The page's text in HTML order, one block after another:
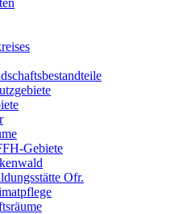
Gebiete
Ofr.